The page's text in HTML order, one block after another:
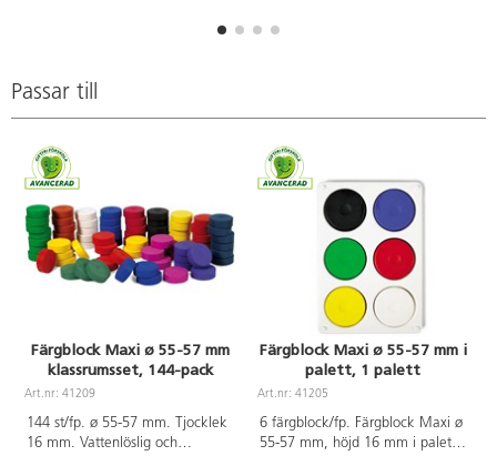
Passar till
Färgblock Maxi ø 55-57 mm
klassrumsset, 144-pack
Art.nr: 41209
144 st/fp. ø 55-57 mm. Tjocklek
16 mm. Vattenlöslig och
Färgblock Maxi ø 55-57 mm i
palett, 1 palett
Art.nr: 41205
6 färgblock/fp. Färgblock Maxi ø
55-57 mm, höjd 16 mm i palett.